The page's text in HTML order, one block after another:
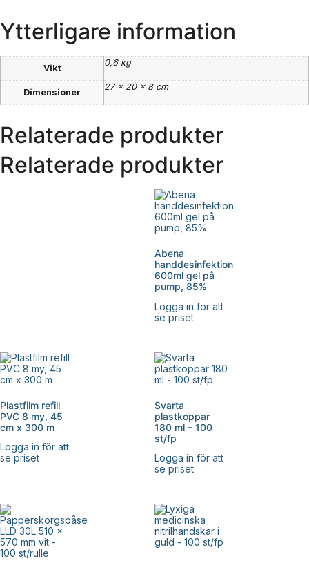
Ytterligare information
Vikt
0,6 kg
Dimensioner
27 × 20 × 8 cm
Relaterade produkter
Relaterade produkter
Abena
handdesinfektion
600ml gel på
pump, 85%
Logga in för att
se priset
Plastfilm refill
PVC 8 my, 45
cm x 300 m
Logga in för att
se priset
Svarta
plastkoppar
180 ml – 100
st/fp
Logga in för att
se priset